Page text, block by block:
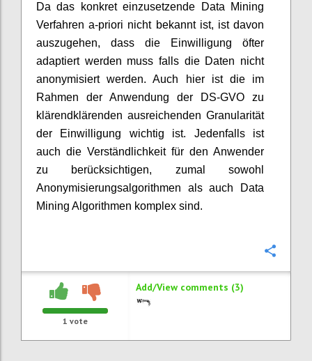
Da das konkret einzusetzende Data Mining
Verfahren a-priori nicht bekannt ist, ist davon
auszugehen, dass die Einwilligung öfter
adaptiert werden muss falls die Daten nicht
anonymisiert werden. Auch hier ist die im
Rahmen der Anwendung der DS-GVO zu
klärendklärenden ausreichenden Granularität
der Einwilligung wichtig ist. Jedenfalls ist
auch die Verständlichkeit für den Anwender
zu berücksichtigen, zumal sowohl
Anonymisierungsalgorithmen als auch Data
Mining Algorithmen komplex sind.
1 vote
Add/View comments (3)